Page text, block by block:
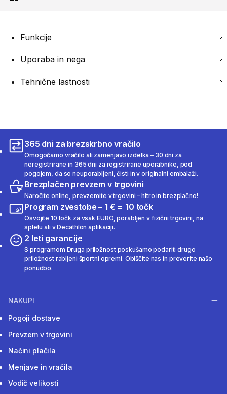
Funkcije
Uporaba in nega
Tehnične lastnosti
365 dni za brezskrbno vračilo
Omogočamo vračilo ali zamenjavo izdelka – 30 dni za
neregistrirane in 365 dni za registrirane uporabnike, pod
pogojem, da so neuporabljeni, čisti in v originalni embalaži.
Brezplačen prevzem v trgovini
Naročite online, prevzemite v trgovini – hitro in brezplačno!
Program zvestobe – 1 € = 10 točk
Osvojite 10 točk za vsak EURO, porabljen v fizični trgovini, na
spletu ali v Decathlon aplikaciji.
2 leti garancije
S programom Druga priložnost poskušamo podariti drugo
priložnost rabljeni športni opremi. Obiščite nas in preverite našo
ponudbo.
NAKUPI
Pogoji dostave
Prevzem v trgovini
Načini plačila
Menjave in vračila
Vodič velikosti